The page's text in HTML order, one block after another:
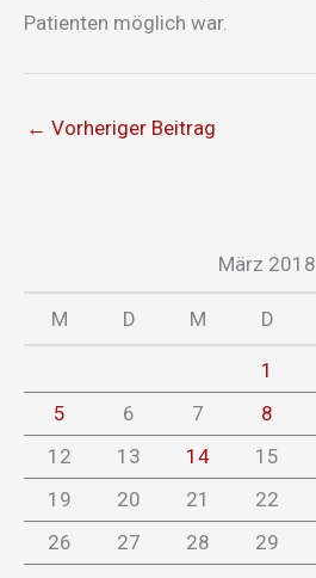
Patienten möglich war.
← Vorheriger Beitrag
März 2018
M D M D
1
5
6 7 8
12
13 14 15
19
20 21 22
26
27 28 29